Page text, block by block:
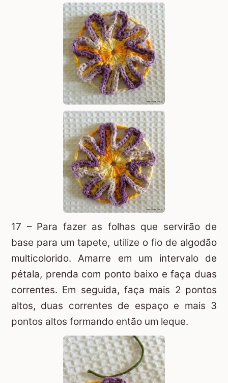
17 – Para fazer as folhas que servirão de
base para um tapete, utilize o fio de algodão
multicolorido. Amarre em um intervalo de
pétala, prenda com ponto baixo e faça duas
correntes. Em seguida, faça mais 2 pontos
altos, duas correntes de espaço e mais 3
pontos altos formando então um leque.